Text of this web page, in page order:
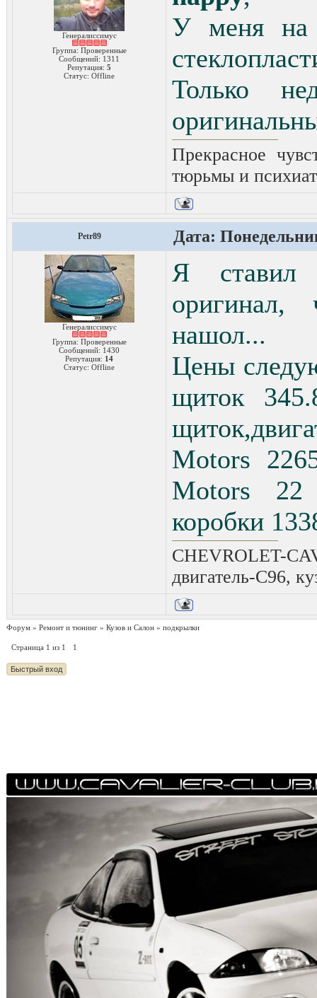
Генералиссимус
Группа: Проверенные
Сообщений: 1311
Репутация: 5
Статус: Offline
У меня на
Только
Прекрасное
тюрьмы и
Petr89 Дата:
Генералиссимус
Группа: Проверенные
Сообщений: 1430
Репутация: 14
Статус: Offline
Я ставил
оригинал,
нашол...
Цены
щиток
Motors
Motors 22
коробки
CHEVROLET-
двигатель-C96,
Форум » Ремонт и тюнинг » Кузов и Салон » подкрылки
Страница 1 из 1 1